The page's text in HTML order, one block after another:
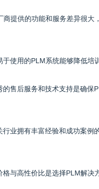
商提供的功能和服务差异很
于使用的PLM系统能够降低
售后服务和技术支持是确
业拥有丰富经验和成功案
与高性价比是选择PLM解